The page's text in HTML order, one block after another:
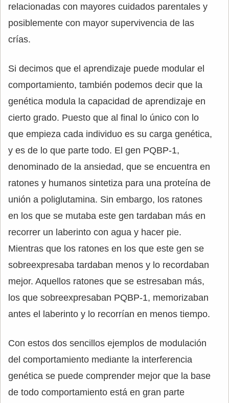
relacionadas con mayores cuidados parentales y
posiblemente con mayor supervivencia de las
crías.
Si decimos que el aprendizaje puede modular el
comportamiento, también podemos decir que la
genética modula la capacidad de aprendizaje en
cierto grado. Puesto que al final lo único con lo
que empieza cada individuo es su carga genética,
y es de lo que parte todo. El gen PQBP-1,
denominado de la ansiedad, que se encuentra en
ratones y humanos sintetiza para una proteína de
unión a poliglutamina. Sin embargo, los ratones
en los que se mutaba este gen tardaban más en
recorrer un laberinto con agua y hacer pie.
Mientras que los ratones en los que este gen se
sobreexpresaba tardaban menos y lo recordaban
mejor. Aquellos ratones que se estresaban más,
los que sobreexpresaban PQBP-1, memorizaban
antes el laberinto y lo recorrían en menos tiempo.
Con estos dos sencillos ejemplos de modulación
del comportamiento mediante la interferencia
genética se puede comprender mejor que la base
de todo comportamiento está en gran parte